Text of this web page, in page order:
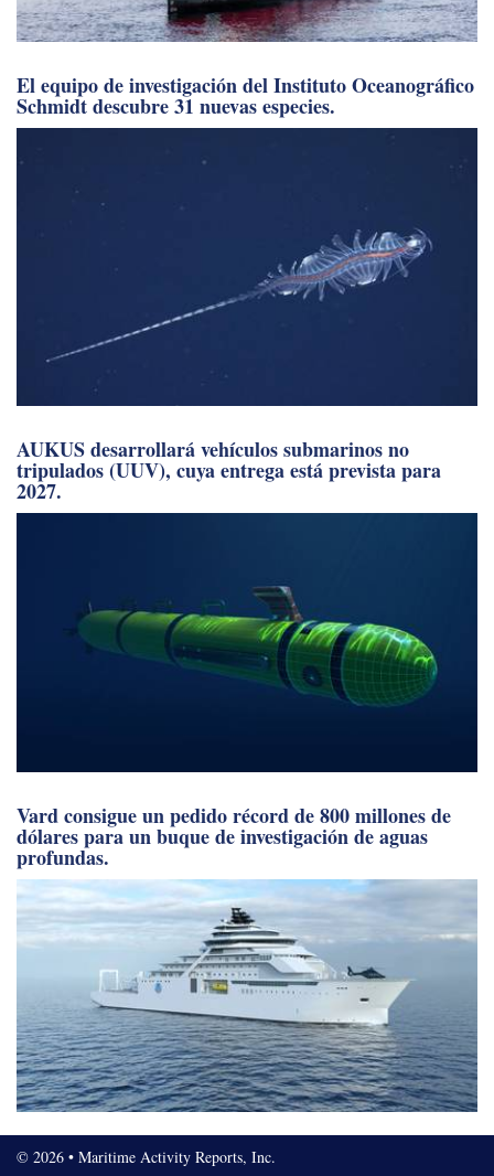
El equipo de investigación del Instituto Oceanográfico
Schmidt descubre 31 nuevas especies.
AUKUS desarrollará vehículos submarinos no
tripulados (UUV), cuya entrega está prevista para
2027.
Vard consigue un pedido récord de 800 millones de
dólares para un buque de investigación de aguas
profundas.
© 2026 • Maritime Activity Reports, Inc.